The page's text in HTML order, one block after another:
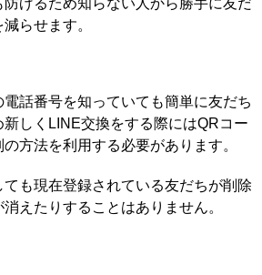
げるため知らない人から勝手に友だ
らせます。
話番号を知っていても簡単に友だち
しくLINE交換をする際にはQRコー
方法を利用する必要があります。
も現在登録されている友だちが削除
えたりすることはありません。